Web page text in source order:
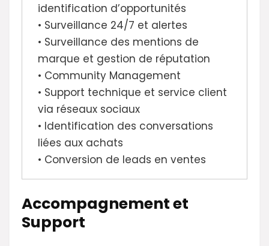
identification d’opportunités
• Surveillance 24/7 et alertes
• Surveillance des mentions de
marque et gestion de réputation
• Community Management
• Support technique et service client
via réseaux sociaux
• Identification des conversations
liées aux achats
• Conversion de leads en ventes
Accompagnement et
Support